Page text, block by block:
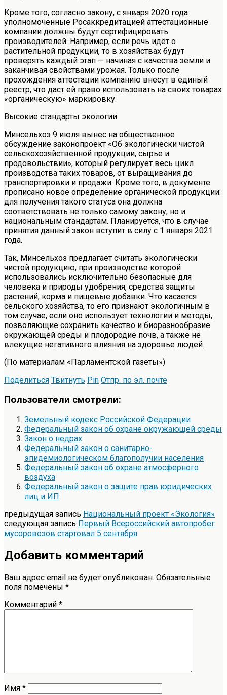
Кроме того, согласно закону, с января 2020 года
уполномоченные Росаккредитацией аттестационные
компании должны будут сертифицировать
производителей. Например, если речь идёт о
растительной продукции, то в хозяйствах будут
проверять каждый этап — начиная с качества земли и
заканчивая свойствами урожая. Только после
прохождения аттестации компанию внесут в единый
реестр, что даст ей право использовать на своих товарах
«органическую» маркировку.
Высокие стандарты экологии
Минсельхоз 9 июля вынес на общественное
обсуждение законопроект «Об экологически чистой
сельскохозяйственной продукции, сырье и
продовольствии», который регулирует весь цикл
производства таких товаров, от выращивания до
транспортировки и продажи. Кроме того, в документе
прописано новое определение органической продукции:
для получения такого статуса она должна
соответствовать не только самому закону, но и
национальным стандартам. Планируется, что в случае
принятия данный закон вступит в силу с 1 января 2021
года.
Так, Минсельхоз предлагает считать экологически
чистой продукцию, при производстве которой
использовались исключительно безопасные для
человека и природы удобрения, средства защиты
растений, корма и пищевые добавки. Что касается
сельского хозяйства, то его признают экологичным в
том случае, если оно использует технологии и методы,
позволяющие сохранить качество и биоразнообразие
окружающей среды и плодородие почв, а также не
влекущие негативного влияния на здоровье людей.
(По материалам «Парламентской газеты»)
Поделиться Твитнуть Pin Отпр. по эл. почте
Пользователи смотрели:
Земельный кодекс Российской Федерации
Федеральный закон об охране окружающей среды
Закон о недрах
Федеральный закон о санитарно-
эпидемиологическом благополучии населения
Федеральный закон об охране атмосферного
воздуха
Федеральный закон о защите прав юридических
лиц и ИП
предыдущая запись Национальный проект «Экология»
следующая запись Первый Всероссийский автопробег
мусоровозов стартовал 5 сентября
Добавить комментарий
Ваш адрес email не будет опубликован. Обязательные
поля помечены *
Комментарий *
Имя *